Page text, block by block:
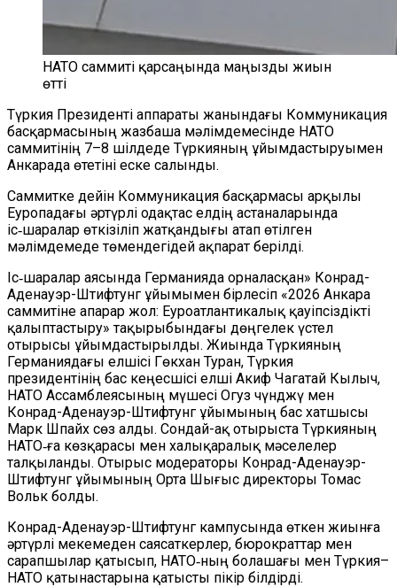
НАТО саммиті қарсаңында маңызды жиын
өтті
Түркия Президенті аппараты жанындағы Коммуникация
басқармасының жазбаша мәлімдемесінде НАТО
саммитінің 7–8 шілдеде Түркияның ұйымдастыруымен
Анкарада өтетіні еске салынды.
Саммитке дейін Коммуникация басқармасы арқылы
Еуропадағы әртүрлі одақтас елдің астаналарында
іс‑шаралар өткізіліп жатқандығы атап өтілген
мәлімдемеде төмендегідей ақпарат берілді.
Іс‑шаралар аясында Германияда орналасқан» Конрад-
Аденауэр-Штифтунг ұйымымен бірлесіп «2026 Анкара
саммитіне апарар жол: Еуроатлантикалық қауіпсіздікті
қалыптастыру» тақырыбындағы дөңгелек үстел
отырысы ұйымдастырылды. Жиында Түркияның
Германиядағы елшісі Гөкхан Туран, Түркия
президентінің бас кеңесшісі елші Акиф Чагатай Кылыч,
НАТО Ассамблеясының мүшесі Огуз Үчүнджү мен
Конрад-Аденауэр-Штифтунг ұйымының бас хатшысы
Марк Шпайх сөз алды. Сондай-ақ отырыста Түркияның
НАТО‑ға көзқарасы мен халықаралық мәселелер
талқыланды. Отырыс модераторы Конрад-Аденауэр-
Штифтунг ұйымының Орта Шығыс директоры Томас
Вольк болды.
Конрад-Аденауэр-Штифтунг кампусында өткен жиынға
әртүрлі мекемеден саясаткерлер, бюрократтар мен
сарапшылар қатысып, НАТО‑ның болашағы мен Түркия–
НАТО қатынастарына қатысты пікір білдірді.